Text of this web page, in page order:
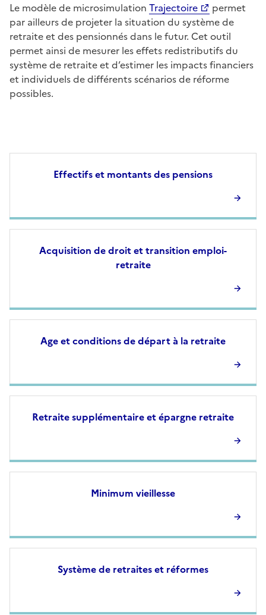
Le modèle de microsimulation Trajectoire
permet
par ailleurs de projeter la situation du système de
retraite et des pensionnés dans le futur. Cet outil
permet ainsi de mesurer les effets redistributifs du
système de retraite et d’estimer les impacts financiers
et individuels de différents scénarios de réforme
possibles.
Effectifs et montants des pensions
Acquisition de droit et transition emploi-
retraite
Age et conditions de départ à la retraite
Retraite supplémentaire et épargne retraite
Minimum vieillesse
Système de retraites et réformes